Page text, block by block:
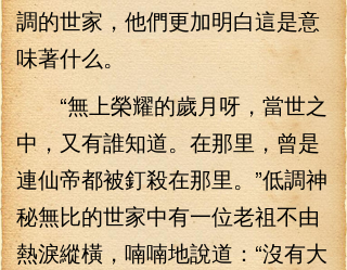
調的世家，他們更加明白這是意
味著什么。
“無上榮耀的歲月呀，當世之
中，又有誰知道。在那里，曾是
連仙帝都被釘殺在那里。”低調神
秘無比的世家中有一位老祖不由
熱淚縱橫，喃喃地說道：“沒有大